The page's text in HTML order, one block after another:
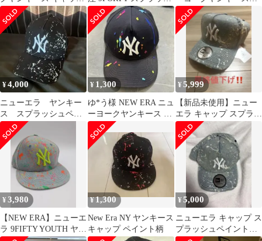
ペイント柄
ュペイント ヤンキース キャップ 帽子
¥4,000
ニューエラ ヤンキー
ス スプラッシュペイ
ント ニューヨーク・ヤ
ンキース 帽子
¥ 1,300
ゆ*う様 NEW ERA ニュ
ーヨークヤンキース ス
プラッシュペイント キ
ャップ
¥5,999
【新品未使用】ニュー
エラ キャップ スプラッ
シュペイント
ONSPOTZ別注
¥3,980
​【NEW ERA】ニューエ
ラ 9FIFTY YOUTH ヤン
¥1,300
New Era NY ヤンキース
キャップ ペイント柄
¥5,000
ニューエラ キャップ ス
プラッシュペイント